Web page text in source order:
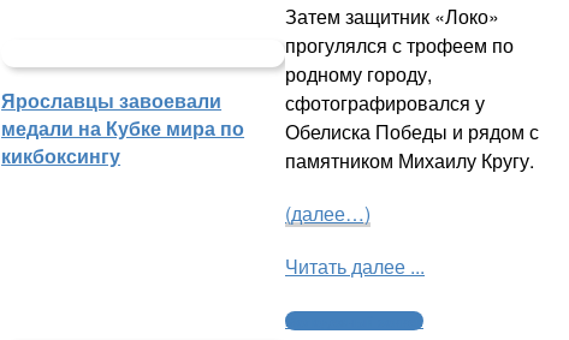
Ярославцы завоевали
медали на Кубке мира по
кикбоксингу
Затем защитник «Локо»
прогулялся с трофеем по
родному городу,
сфотографировался у
Обелиска Победы и рядом с
памятником Михаилу Кругу.
(далее…)
Читать далее ...
Молодежный хоккей